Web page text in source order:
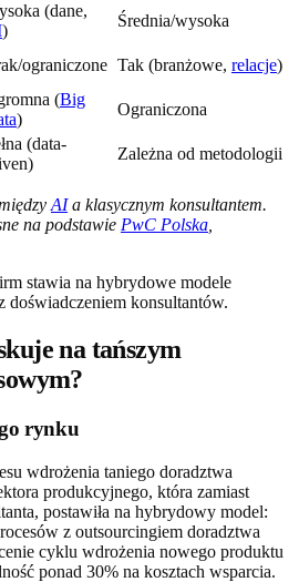
(dane,
)
Średnia/wysoka
ograniczone Tak (branżowe, relacje)
(Big
)
Ograniczona
(data-
Zależna od metodologii
AIa klasycznym konsultantem.
na podstawie PwC Polska
stawia na hybrydowe modele
doświadczeniem konsultantów.
na tańszym
rynku
wdrożenia taniego doradztwa
produkcyjnego, która zamiast
postawiła na hybrydowy model:
z outsourcingiem doradztwa
cyklu wdrożenia nowego produktu
ponad 30% na kosztach wsparcia.